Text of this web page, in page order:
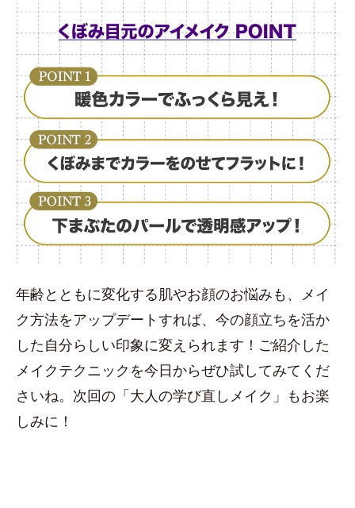
年齢とともに変化する肌やお顔のお悩みも、メイ
ク方法をアップデートすれば、今の顔立ちを活か
した自分らしい印象に変えられます！ご紹介した
メイクテクニックを今日からぜひ試してみてくだ
さいね。次回の「大人の学び直しメイク」もお楽
しみに！